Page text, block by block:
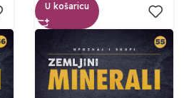
U košaricu